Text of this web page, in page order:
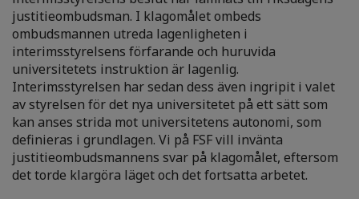
justitieombudsman. I klagomålet ombeds
ombudsmannen utreda lagenligheten i
interimsstyrelsens förfarande och huruvida
universitetets instruktion är lagenlig.
Interimsstyrelsen har sedan dess även ingripit i valet
av styrelsen för det nya universitetet på ett sätt som
kan anses strida mot universitetens autonomi, som
definieras i grundlagen. Vi på FSF vill invänta
justitieombudsmannens svar på klagomålet, eftersom
det torde klargöra läget och det fortsatta arbetet.